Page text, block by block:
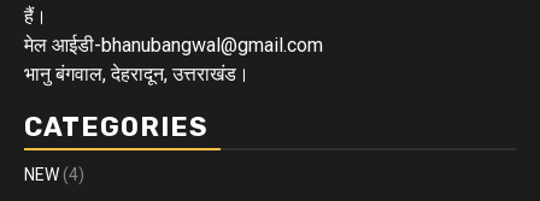
हैं।
मेल आईडी-bhanubangwal@gmail.com
भानु बंगवाल, देहरादून, उत्तराखंड।
CATEGORIES
NEW (4)